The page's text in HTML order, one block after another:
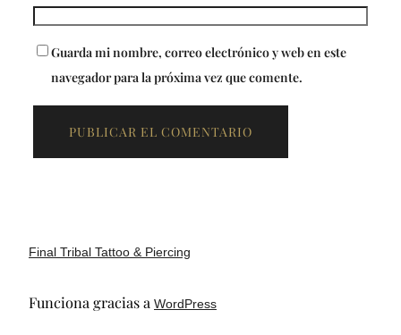
Guarda mi nombre, correo electrónico y web en este
navegador para la próxima vez que comente.
Final Tribal Tattoo & Piercing
Funciona gracias a WordPress